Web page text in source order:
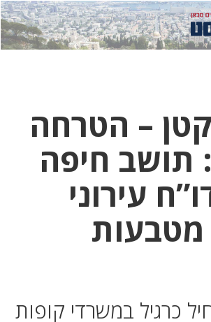
לחץ
כאן
לחץ
כדי
– הטרחה
תושב חיפה
עירוני
מטבעות
כרגיל במשרדי קופות